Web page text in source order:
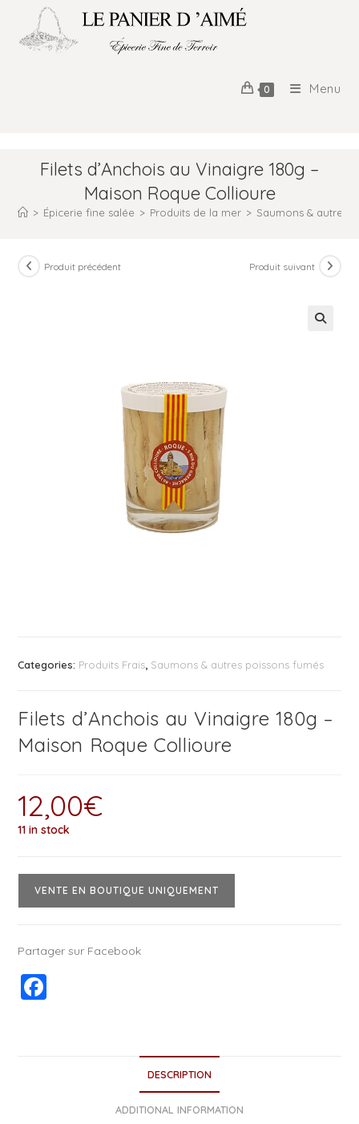
0 Menu
Filets d’Anchois au Vinaigre 180g –
Maison Roque Collioure
> Épicerie fine salée > Produits de la mer > Saumons & autres
Produit précédent Produit suivant
Categories: Produits Frais Saumons & autres poissons fumés
Filets d’Anchois au Vinaigre 180g –
Maison Roque Collioure
12,00€
11 in stock
VENTE EN BOUTIQUE UNIQUEMENT
Partager sur Facebook
DESCRIPTION
ADDITIONAL INFORMATION